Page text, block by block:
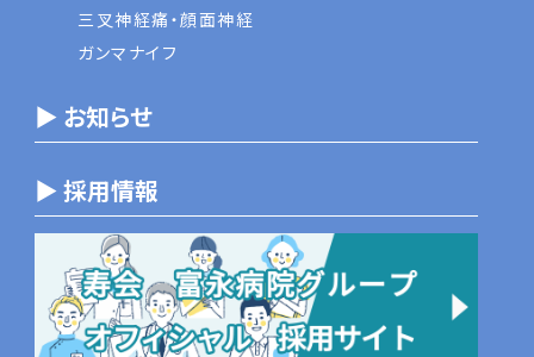
三叉神経痛・顔面神経
ガンマナイフ
▶ お知らせ
▶ 採用情報